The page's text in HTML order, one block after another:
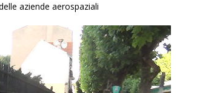
aziende aerospaziali